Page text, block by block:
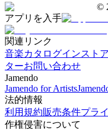
©
アプリを入手
関連リンク
音楽カタログインスト
ターお問い合わせ
Jamendo
Jamendo for Artists
法的情報
利用規約販売条件プラ
作権侵害について